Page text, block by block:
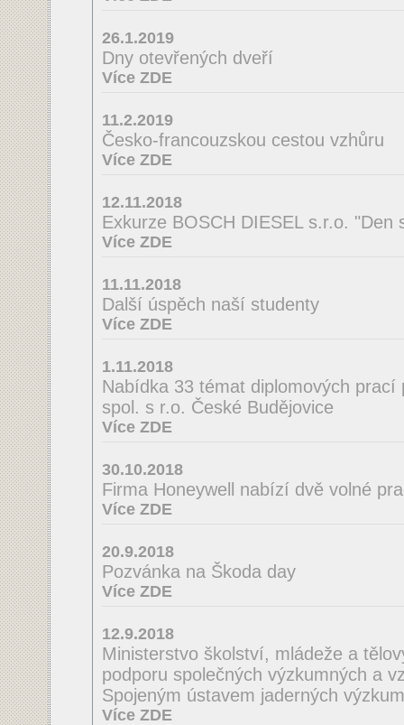
26.1.2019
Dny otevřených dveří
Více ZDE
11.2.2019
Česko-francouzskou cestou vzhůru
Více ZDE
12.11.2018
Exkurze BOSCH DIESEL s.r.o. "Den
Více ZDE
11.11.2018
Další úspěch naší studenty
Více ZDE
1.11.2018
Nabídka 33 témat diplomových prací
spol. s r.o. České Budějovice
Více ZDE
30.10.2018
Firma Honeywell nabízí dvě volné
Více ZDE
20.9.2018
Pozvánka na Škoda day
Více ZDE
12.9.2018
Ministerstvo školství, mládeže a
podporu společných výzkumných a
Spojeným ústavem jaderných
Více ZDE